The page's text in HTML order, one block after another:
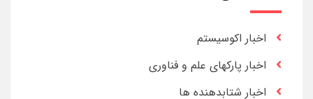
اخبار اکوسیستم
اخبار پارکهای علم و فناوری
اخبار شتابدهنده ها